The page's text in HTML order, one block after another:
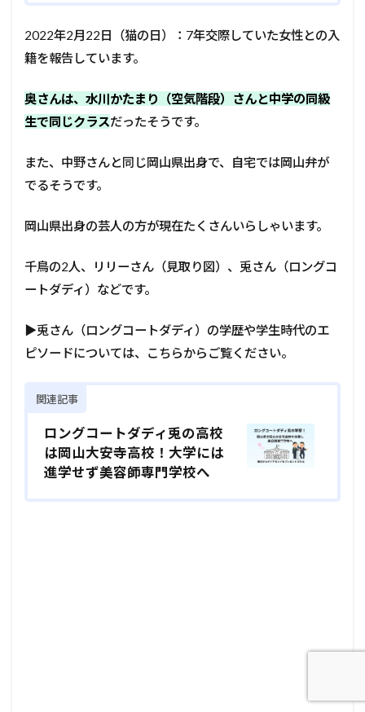
2022年2月22日（猫の日）：7年交際していた女性との入
籍を報告しています。
奥さんは、水川かたまり（空気階段）さんと中学の同級
生で同じクラスだったそうです。
また、中野さんと同じ岡山県出身で、自宅では岡山弁が
でるそうです。
岡山県出身の芸人の方が現在たくさんいらしゃいます。
千鳥の2人、リリーさん（見取り図）、兎さん（ロングコ
ートダディ）などです。
▶兎さん（ロングコートダディ）の学歴や学生時代のエ
ピソードについては、こちらからご覧ください。
関連記事
ロングコートダディ兎の高校
は岡山大安寺高校！大学には
進学せず美容師専門学校へ